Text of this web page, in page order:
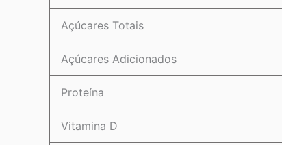
Açúcares Totais
Açúcares Adicionados
Proteína
Vitamina D